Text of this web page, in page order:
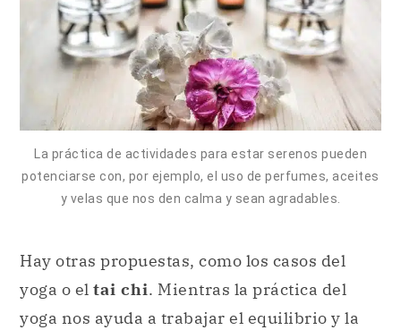
La práctica de actividades para estar serenos pueden
potenciarse con, por ejemplo, el uso de perfumes, aceites
y velas que nos den calma y sean agradables.
Hay otras propuestas, como los casos del
yoga o el tai chi. Mientras la práctica del
yoga nos ayuda a trabajar el equilibrio y la